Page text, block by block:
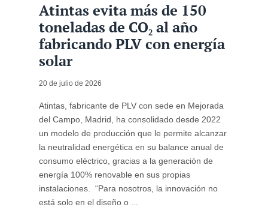
Atintas evita más de 150
toneladas de CO₂ al año
fabricando PLV con energía
solar
20 de julio de 2026
Atintas, fabricante de PLV con sede en Mejorada
del Campo, Madrid, ha consolidado desde 2022
un modelo de producción que le permite alcanzar
la neutralidad energética en su balance anual de
consumo eléctrico, gracias a la generación de
energía 100% renovable en sus propias
instalaciones. “Para nosotros, la innovación no
está solo en el diseño o ...